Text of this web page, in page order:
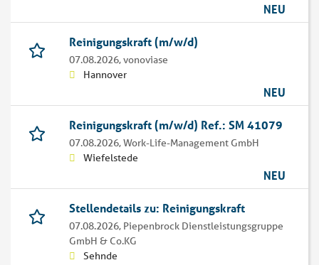
NEU
Reinigungskraft (m/w/d)
07.08.2026,vonoviase
Hannover
NEU
Reinigungskraft (m/w/d) Ref.: SM 41079
07.08.2026,Work-Life-Management GmbH
Wiefelstede
NEU
Stellendetails zu: Reinigungskraft
07.08.2026, Piepenbrock Dienstleistungsgruppe
GmbH & Co.KG
Sehnde